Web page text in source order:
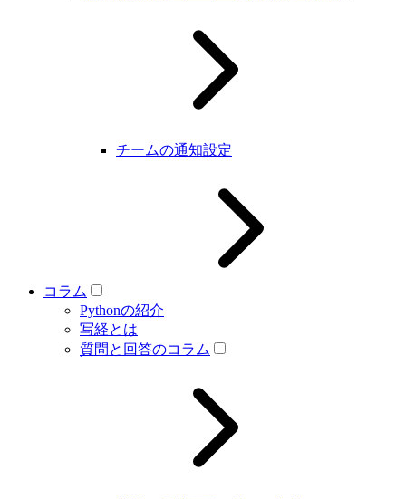
チームの通知設定
コラム
Pythonの紹介
写経とは
質問と回答のコラム